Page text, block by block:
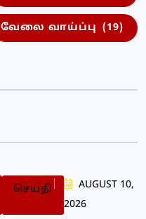
வேலை வாய்ப்பு (19)
செய்தி
AUGUST 10,
2026